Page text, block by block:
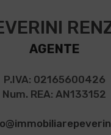
AGENTE
P.IVA: 02165600426
Num. REA: AN133152